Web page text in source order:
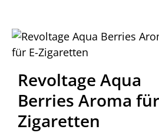
Revoltage Aqua
Berries Aroma
Zigaretten